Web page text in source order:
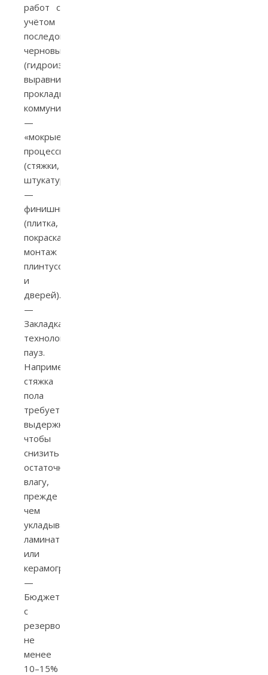
работ с
учётом
последовательности:
черновые
(гидроизоляция,
выравнивание,
прокладка
коммуникаций)
—
«мокрые»
процессы
(стяжки,
штукатурки)
—
финишные
(плитка,
покраска,
монтаж
плинтусов
и
дверей).
—
Закладка
технологических
пауз.
Например,
стяжка
пола
требует
выдержки
чтобы
снизить
остаточную
влагу,
прежде
чем
укладывать
ламинат
или
керамогранит.
—
Бюджет
с
резервом
не
менее
10–15%